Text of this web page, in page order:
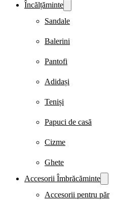
Încălțăminte
Sandale
Balerini
Pantofi
Adidași
Teniși
Papuci de casă
Cizme
Ghete
Accesorii Îmbrăcăminte
Accesorii pentru păr